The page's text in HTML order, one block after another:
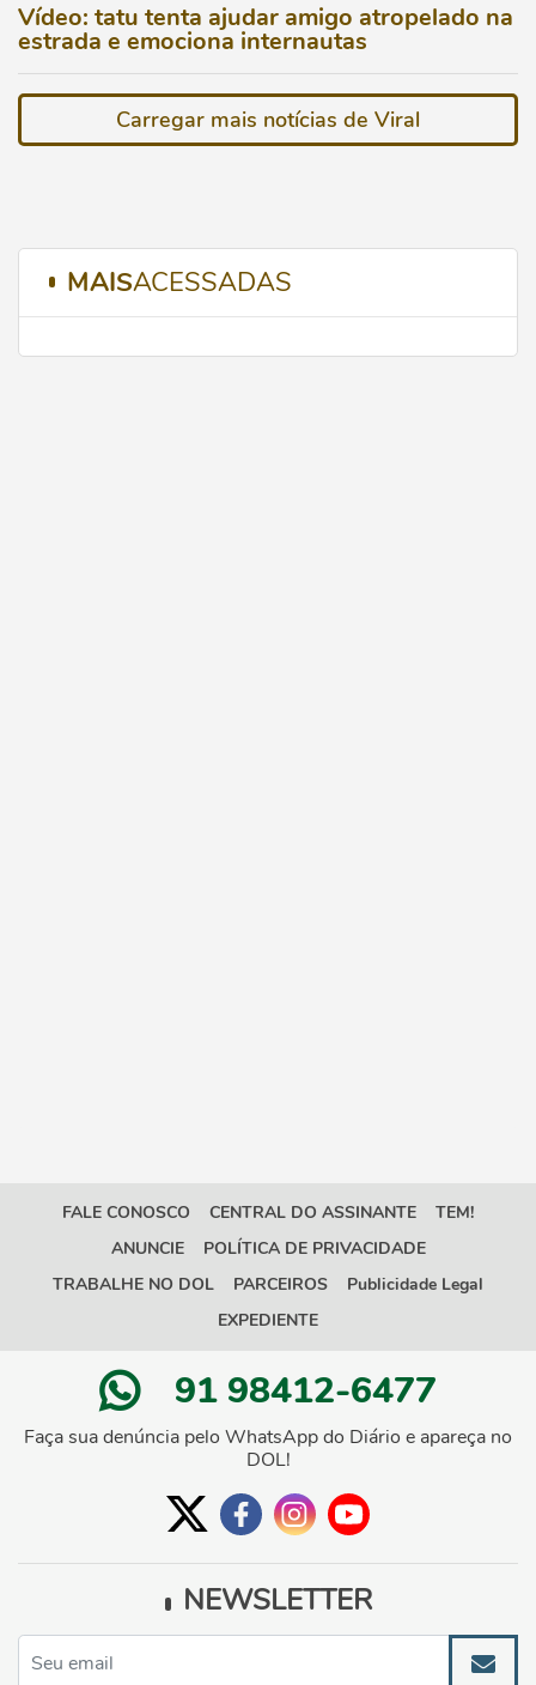
Vídeo: tatu tenta ajudar amigo atropelado na
estrada e emociona internautas
Carregar mais notícias de Viral
MAISACESSADAS
FALE CONOSCO CENTRAL DO ASSINANTE
TEM!
ANUNCIE
POLÍTICA DE PRIVACIDADE
TRABALHE NO DOL
PARCEIROS
Publicidade Legal
EXPEDIENTE
91 98412-6477
Faça sua denúncia pelo WhatsApp do Diário e apareça no
DOL!
NEWSLETTER